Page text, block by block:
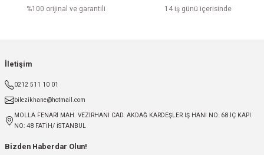
%100 orijinal ve garantili 14 iş günü içerisinde
İletişim
0212 511 10 01
bilezikhane@hotmail.com
MOLLA FENARİ MAH. VEZİRHANI CAD. AKDAĞ KARDEŞLER IŞ HANI NO: 68 İÇ KAPI
NO: 48 FATİH/ İSTANBUL
Bizden Haberdar Olun!